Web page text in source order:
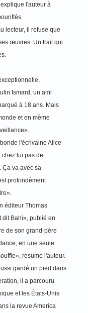
l'auteur à
lecteur, il refuse que
œuvres. Un trait qui
Ismard, un ami
à 18 ans. Mais
et en même
l'écrivaine Alice
chez lui pas de:
Ça va avec sa
profondément
éditeur Thomas
dit Bahi», publié en
de son grand-père
en une seule
résume l'auteur.
gardé un pied dans
il a parcouru
et les États-Unis
la revue America